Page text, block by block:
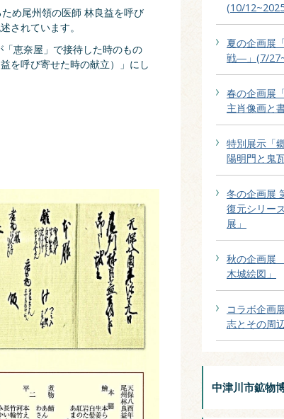
め尾州領の医師 林良益を呼び
されています。
恵奈屋」で接待した時のもの
を呼び寄せた時の献立）」にし
(10/
夏の企画展
戦―」(7/
春の企画展
主肖像画と
特別展示「
陽明門と鬼
冬の企画展
復元シリー
展」
秋の企画展
木城絵図」
コラボ企画
志とその周辺
中津川市鉱物